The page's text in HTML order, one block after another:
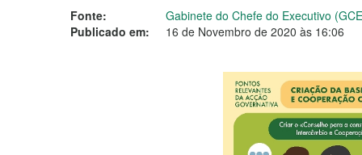
Fonte:
Gabinete do Chefe do Executivo
Publicado em:
16 de Novembro de 2020 às 16:06